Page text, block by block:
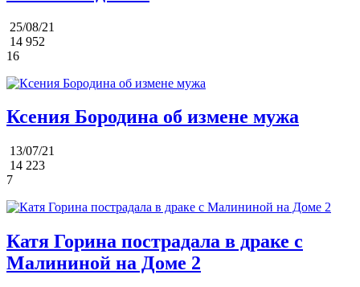
25/08/21
14 952
16
Ксения Бородина об измене мужа
13/07/21
14 223
7
Катя Горина пострадала в драке с
Малининой на Доме 2